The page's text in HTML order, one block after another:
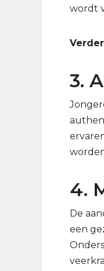
wordt
3.
4.
De
een